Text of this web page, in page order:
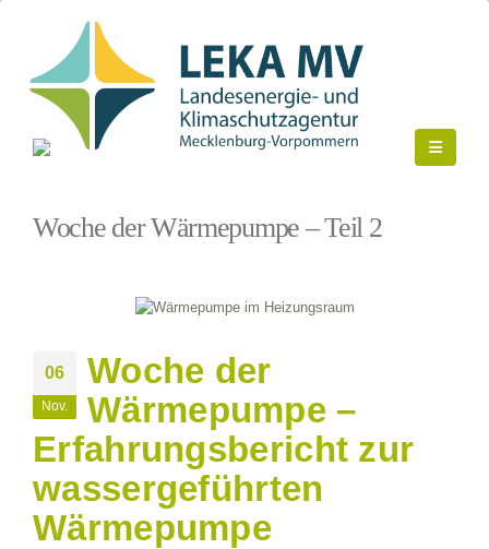
Woche der Wärmepumpe – Teil 2
06
Nov.
Woche der
Wärmepumpe –
Erfahrungsbericht zur
wassergeführten
Wärmepumpe